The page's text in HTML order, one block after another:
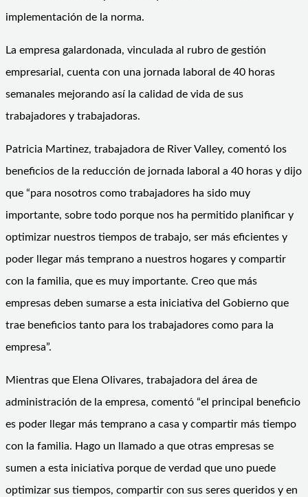
implementación de la norma.
La empresa galardonada, vinculada al rubro de gestión
empresarial, cuenta con una jornada laboral de 40 horas
semanales mejorando así la calidad de vida de sus
trabajadores y trabajadoras.
Patricia Martinez, trabajadora de River Valley, comentó los
beneficios de la reducción de jornada laboral a 40 horas y dijo
que “para nosotros como trabajadores ha sido muy
importante, sobre todo porque nos ha permitido planificar y
optimizar nuestros tiempos de trabajo, ser más eficientes y
poder llegar más temprano a nuestros hogares y compartir
con la familia, que es muy importante. Creo que más
empresas deben sumarse a esta iniciativa del Gobierno que
trae beneficios tanto para los trabajadores como para la
empresa”.
Mientras que Elena Olivares, trabajadora del área de
administración de la empresa, comentó “el principal beneficio
es poder llegar más temprano a casa y compartir más tiempo
con la familia. Hago un llamado a que otras empresas se
sumen a esta iniciativa porque de verdad que uno puede
optimizar sus tiempos, compartir con sus seres queridos y en